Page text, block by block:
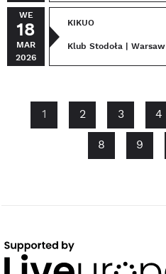
WE
18
MAR
2026
KIKUO
Klub Stodoła | Warsaw
1 2 3 4
8
9